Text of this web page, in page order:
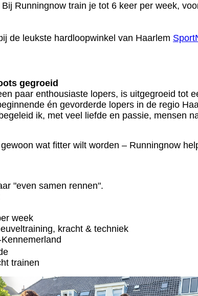
Runningnow train je tot 6 keer per week,
de leukste hardloopwinkel van Haarlem
gegroeid
paar enthousiaste lopers, is uitgegroeid tot
én gevorderde lopers in de regio
ik, met veel liefde en passie, mensen
wat fitter wilt worden – Runningnow
"even samen rennen".
week
kracht & techniek
trainen